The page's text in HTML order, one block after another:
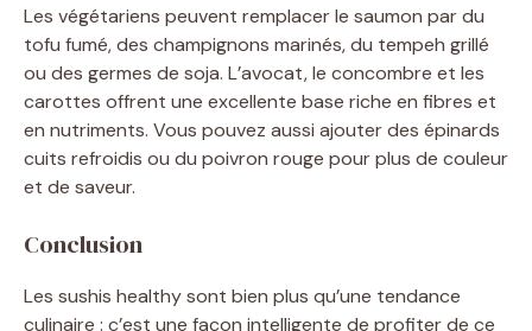
Les végétariens peuvent remplacer le saumon par du
tofu fumé, des champignons marinés, du tempeh grillé
ou des germes de soja. L’avocat, le concombre et les
carottes offrent une excellente base riche en fibres et
en nutriments. Vous pouvez aussi ajouter des épinards
cuits refroidis ou du poivron rouge pour plus de couleur
et de saveur.
Conclusion
Les sushis healthy sont bien plus qu’une tendance
culinaire : c’est une façon intelligente de profiter de ce